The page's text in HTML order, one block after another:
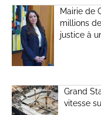
Mairie de
millions
justice à
Grand
vitesse